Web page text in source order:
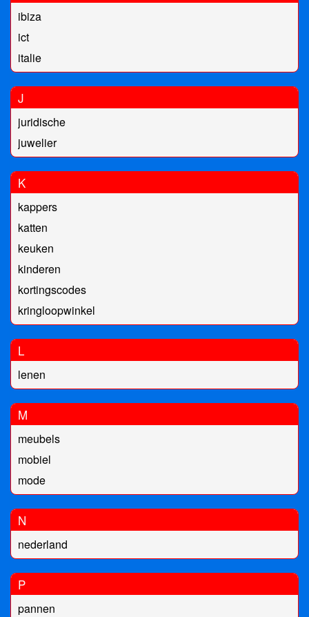
ibiza
ict
italie
J
juridische
juwelier
K
kappers
katten
keuken
kinderen
kortingscodes
kringloopwinkel
L
lenen
M
meubels
mobiel
mode
N
nederland
P
pannen